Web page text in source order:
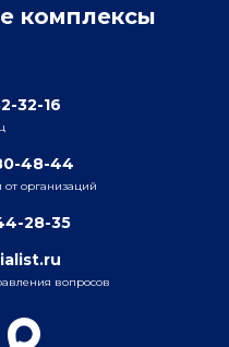
комплексы
корпус 1, 2-й подъезд, 2-
д. 35Б, корп.2, 5-й этаж
д. 6, стр. 2, бизнес-
о центре
32-16
48-44
от организаций
28-35
вопросов